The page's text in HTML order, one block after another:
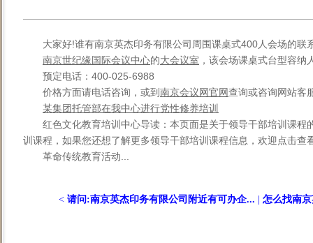
大家好!谁有南京英杰印务有限公司周围课桌式400人会场的联
南京世纪缘国际会议中心的大会议室 ，该会场课桌式台型容
预定电话：400-025-6988
价格方面请电话咨询，或到 南京会议网官网查询或咨询网站客
某集团托管部在我中心进行党性修养培训
红色文化教育培训中心导读：本页面是关于领导干部培训课程
训课程，如果您还想了解更多领导干部培训课程信息，欢迎点击查
革命传统教育活动...
< 请问:南京英杰印务有限公司附近有可办企... 怎么找南